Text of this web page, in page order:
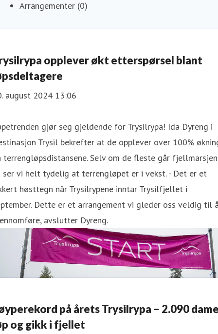
Arrangementer (0)
opplever økt etterspørsel blant
august 2024 13:06
gjør seg gjeldende for Trysilrypa! Ida Dyreng i
Trysil bekrefter at de opplever over 100%
terrengløpsdistansene. Selv om de fleste går
ser vi helt tydelig at terrengløpet er i vekst. - Det er et
høsttegn når Trysilrypene inntar Trysilfjellet i
Dette er et arrangement vi gleder oss veldig til
avslutter Dyreng.
på årets Trysilrypa – 2.090
og gikk i fjellet